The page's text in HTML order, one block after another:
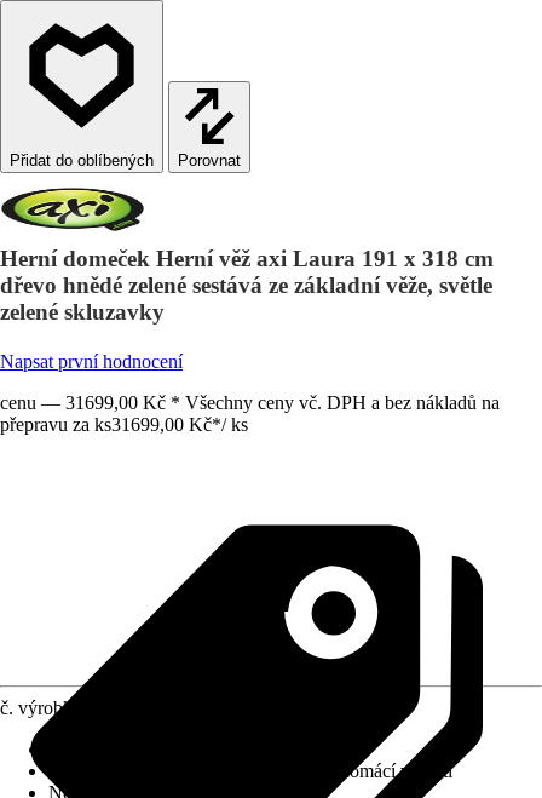
Porovnat
Herní domeček Herní věž axi Laura 191 x 318 cm
dřevo hnědé zelené sestává ze základní věže, světle
zelené skluzavky
Napsat první hodnocení
cenu — 31699,00 Kč * Všechny ceny vč. DPH a bez nákladů na
přepravu za ks31699,00 Kč*/ ks
č. výrobku
Dětský zahradní program pro domácí využití
Normy/Certifikáty